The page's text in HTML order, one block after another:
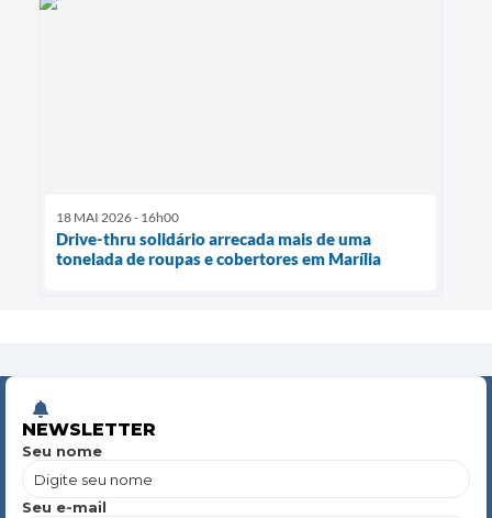
18 MAI 2026 - 16h00
Drive-thru solidário arrecada mais de uma
tonelada de roupas e cobertores em Marília
NEWSLETTER
Seu nome
Seu e-mail